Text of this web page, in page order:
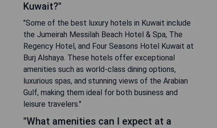
Kuwait?"
"Some of the best luxury hotels in Kuwait include
the Jumeirah Messilah Beach Hotel & Spa, The
Regency Hotel, and Four Seasons Hotel Kuwait at
Burj Alshaya. These hotels offer exceptional
amenities such as world-class dining options,
luxurious spas, and stunning views of the Arabian
Gulf, making them ideal for both business and
leisure travelers."
"What amenities can I expect at a